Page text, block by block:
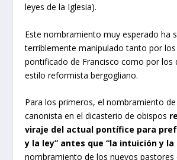
leyes de la Iglesia).
Este nombramiento muy esperado ha
terriblemente manipulado tanto por
pontificado de Francisco como por los
estilo reformista bergogliano.
Para los primeros, el nombramiento de
canonista en el dicasterio de obispos
viraje del actual pontífice para
y la ley” antes que “la intuición y la
nombramiento de los nuevos pastores